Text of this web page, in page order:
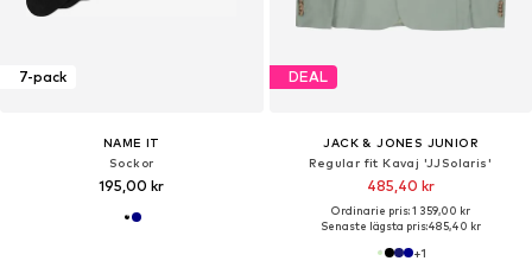
7-pack
NAME IT
Sockor
195,00 kr
DEAL
JACK & JONES JUNIOR
Regular fit Kavaj 'JJSolaris'
485,40 kr
Ordinarie pris: 1 359,00 kr
Senaste lägsta pris:485,40 kr
+1